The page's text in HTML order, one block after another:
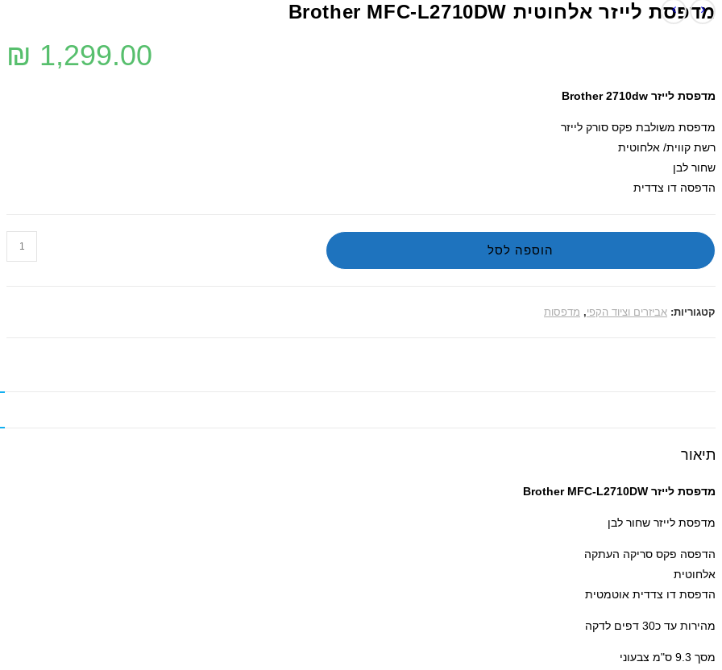
מדפסת ‏לייזר אלחוטית Brother MFC-L2710DW
₪ 1,299.00
מדפסת ‏לייזר Brother 2710dw
מדפסת משולבת פקס סורק לייזר
רשת קווית/ אלחוטית
שחור לבן
הדפסה דו צדדית
הוספה לסל
קטגוריות: אביזרים וציוד הקפי, מדפסות
תיאור
מדפסת ‏לייזר Brother MFC-L2710DW
מדפסת לייזר שחור לבן
הדפסה פקס סריקה העתקה
אלחוטית
הדפסת דו צדדית אוטמטית
מהירות עד כ30 דפים לדקה
מסך 9.3 ס"מ צבעוני